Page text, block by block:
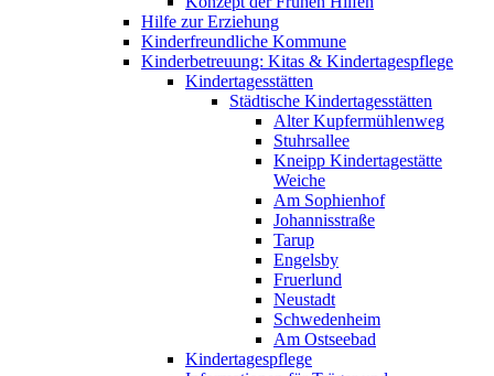
Hilfe zur Erziehung
Kinderfreundliche Kommune
Kinderbetreuung: Kitas & Kindertagespflege
Kindertagesstätten
Städtische Kindertagesstätten
Alter Kupfermühlenweg
Stuhrsallee
Kneipp Kindertagestätte
Weiche
Am Sophienhof
Johannisstraße
Tarup
Engelsby
Fruerlund
Neustadt
Schwedenheim
Am Ostseebad
Kindertagespflege